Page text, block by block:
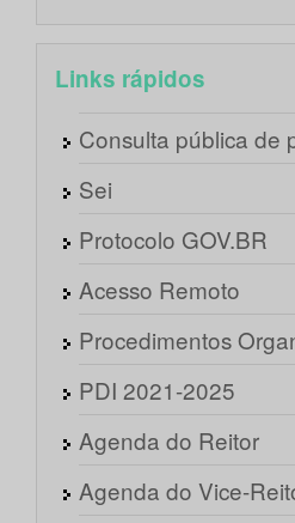
Links rápidos
Consulta pública de
Sei
Protocolo GOV.BR
Acesso Remoto
Procedimentos
PDI 2021-2025
Agenda do Reitor
Agenda do Vice-